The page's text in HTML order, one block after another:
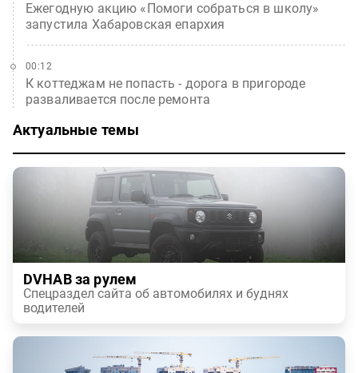
Ежегодную акцию «Помоги собраться в школу»
запустила Хабаровская епархия
К коттеджам не попасть - дорога в пригороде
разваливается после ремонта
00:12
Актуальные темы
DVHAB за рулем
Спецраздел сайта об автомобилях и буднях
водителей